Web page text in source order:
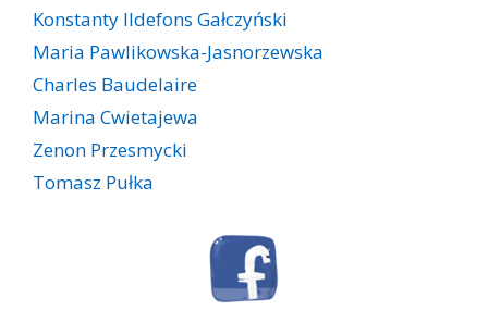
Konstanty Ildefons Gałczyński
Maria Pawlikowska-Jasnorzewska
Charles Baudelaire
Marina Cwietajewa
Zenon Przesmycki
Tomasz Pułka